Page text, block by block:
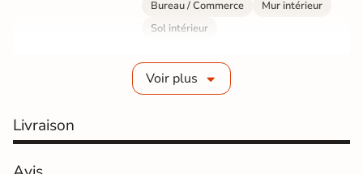
Bureau / Commerce
Mur intérieur
Sol intérieur
Grès cérame émaillé
Résistance à
Gr4 - Très résistant
Voir plus
Livraison